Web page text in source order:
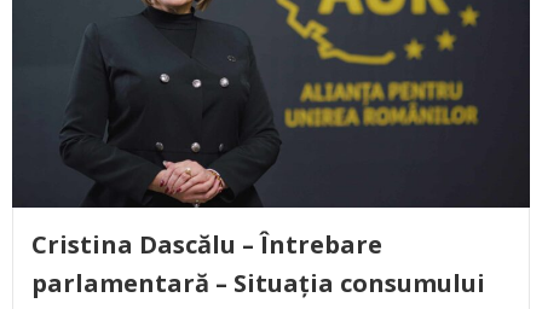
Cristina Dascălu – Întrebare
parlamentară – Situația consumului